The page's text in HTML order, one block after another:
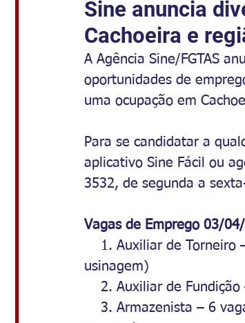
Sine anuncia
Cachoeira e
A Agência Sine/FGTAS
oportunidades de
uma ocupação em
Para se candidatar a
aplicativo Sine Fácil ou
3532, de segunda a
Vagas de Emprego 03/
1. Auxiliar de Torneiro
usinagem)
2. Auxiliar de Fundição
3. Armazenista – 6